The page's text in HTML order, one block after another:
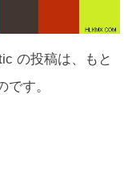
の投稿は、もと
す。